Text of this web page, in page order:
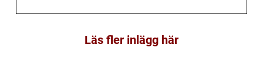
Läs fler inlägg här